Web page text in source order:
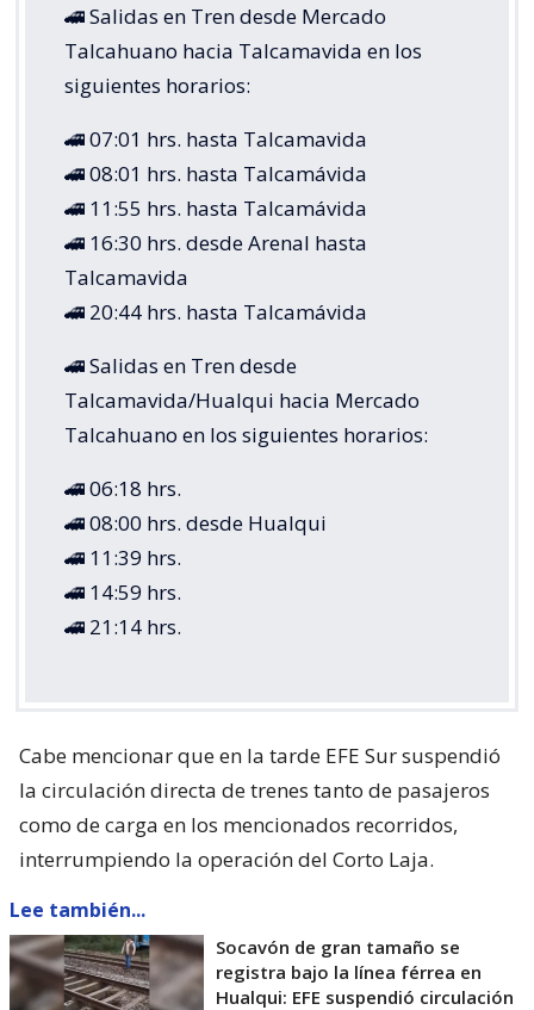
🚄 Salidas en Tren desde Mercado
Talcahuano hacia Talcamavida en los
siguientes horarios:
🚄 07:01 hrs. hasta Talcamavida
🚄 08:01 hrs. hasta Talcamávida
🚄 11:55 hrs. hasta Talcamávida
🚄 16:30 hrs. desde Arenal hasta
Talcamavida
🚄 20:44 hrs. hasta Talcamávida
🚄 Salidas en Tren desde
Talcamavida/Hualqui hacia Mercado
Talcahuano en los siguientes horarios:
🚄 06:18 hrs.
🚄 08:00 hrs. desde Hualqui
🚄 11:39 hrs.
🚄 14:59 hrs.
🚄 21:14 hrs.
Cabe mencionar que en la tarde EFE Sur suspendió
la circulación directa de trenes tanto de pasajeros
como de carga en los mencionados recorridos,
interrumpiendo la operación del Corto Laja.
Lee también...
Socavón de gran tamaño se
registra bajo la línea férrea en
Hualqui: EFE suspendió circulación